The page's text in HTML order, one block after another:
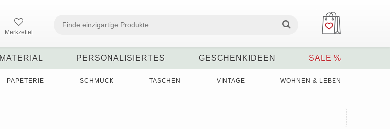
Merkzettel
MATERIAL PERSONALISIERTES GESCHENKIDEEN SALE %
PAPETERIE SCHMUCK TASCHEN VINTAGE WOHNEN & LEBEN